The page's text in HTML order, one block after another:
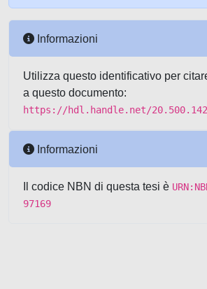
Informazioni
Utilizza questo identificativo per
a questo documento:
https://hdl.handle.net/
Informazioni
Il codice NBN di questa tesi è
97169